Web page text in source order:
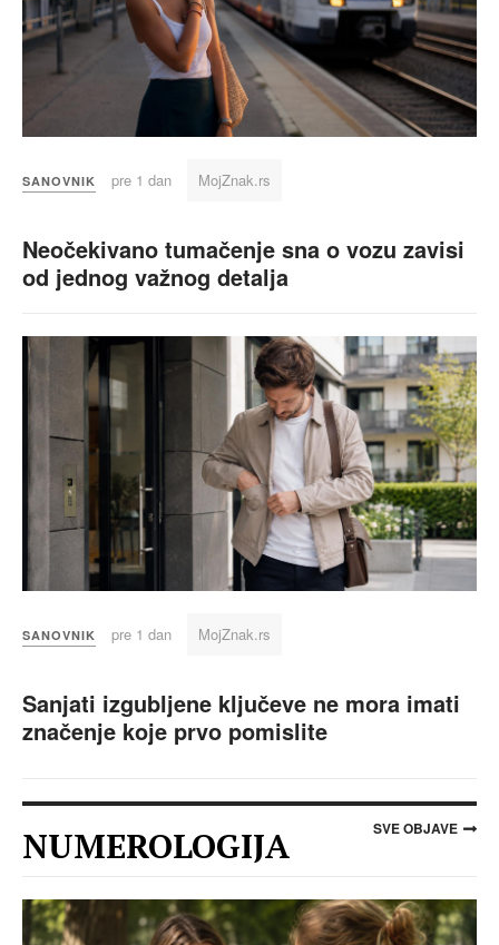
SANOVNIK pre 1 dan MojZnak.rs
Neočekivano tumačenje sna o vozu zavisi
od jednog važnog detalja
SANOVNIK pre 1 dan MojZnak.rs
Sanjati izgubljene ključeve ne mora imati
značenje koje prvo pomislite
NUMEROLOGIJA SVE OBJAVE